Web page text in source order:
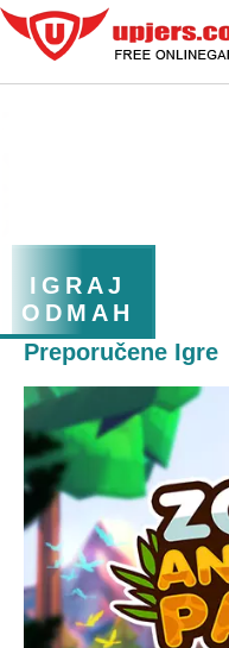
IGRAJ
ODMAH
Preporučene Igre